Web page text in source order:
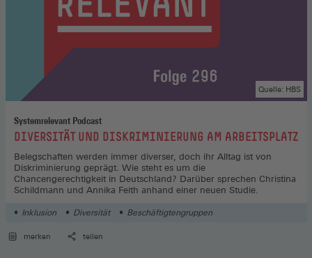
Systemrelevant Podcast
:DIVERSITÄT UND DISKRIMINIERUNG AM ARBEITSPLATZ
Quelle: HBS
Belegschaften werden immer diverser, doch ihr Alltag ist von
Diskriminierung geprägt. Wie steht es um die
Chancengerechtigkeit in Deutschland? Darüber sprechen Christina
Schildmann und Annika Feith anhand einer neuen Studie.
Inklusion Diversität Beschäftigtengruppen
merken teilen